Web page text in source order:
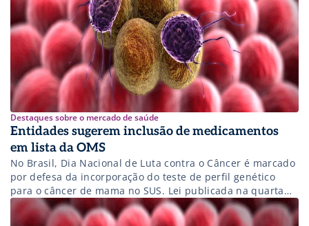
Destaques sobre o mercado de saúde
Entidades sugerem inclusão de medicamentos
em lista da OMS
No Brasil, Dia Nacional de Luta contra o Câncer é marcado
por defesa da incorporação do teste de perfil genético
para o câncer de mama no SUS. Lei publicada na quarta
também garante detecção precoce do câncer de próstata
na rede pública